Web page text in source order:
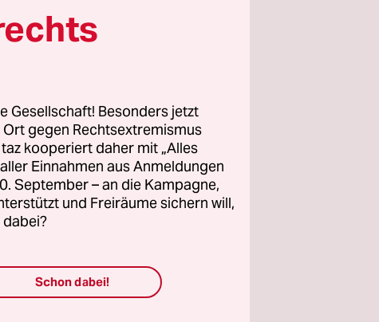
Fifa.
Putin so
die
unter der
sich
Gesellschaft! Besonders jetzt
gegen Rechtsextremismus
kooperiert daher mit „Alles
Einnahmen aus Anmeldungen
September – an die Kampagne,
und Freiräume sichern will,
Schon dabei!